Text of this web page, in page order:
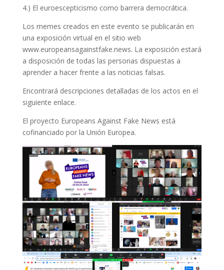
4.) El euroescepticismo como barrera democrática.
Los memes creados en este evento se publicarán en
una exposición virtual en el sitio web
www.europeansagainstfake.news. La exposición estará
a disposición de todas las personas dispuestas a
aprender a hacer frente a las noticias falsas.
Encontrará descripciones detalladas de los actos en el
siguiente enlace.
El proyecto Europeans Against Fake News está
cofinanciado por la Unión Europea.